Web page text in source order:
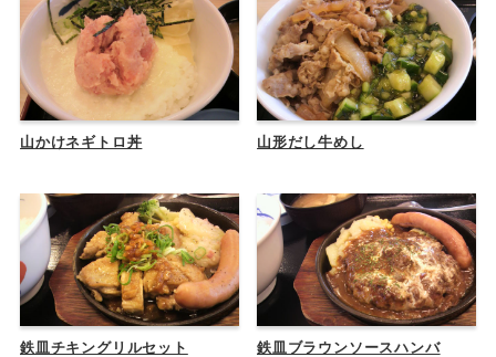
山かけネギトロ丼 山形だし牛めし
鉄皿チキングリルセット
鉄皿ブラウンソースハンバ